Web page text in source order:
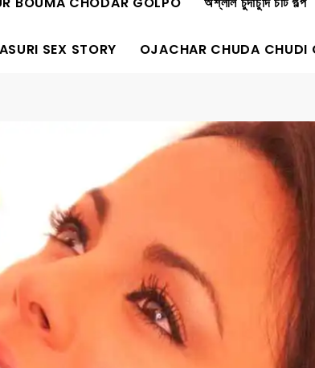
SEX STORY OJACHAR CHUDA CHUDI